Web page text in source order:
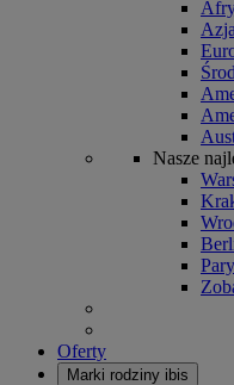
Azja
Nasze
Oferty
Marki rodziny ibis